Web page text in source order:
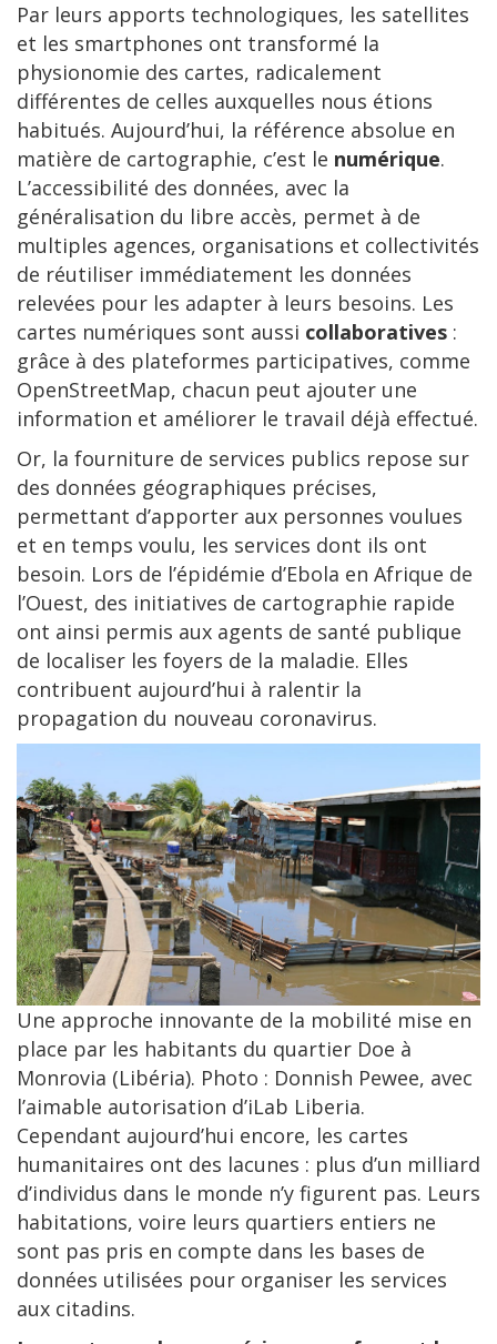
Par leurs apports technologiques, les satellites
et les smartphones ont transformé la
physionomie des cartes, radicalement
différentes de celles auxquelles nous étions
habitués. Aujourd’hui, la référence absolue en
matière de cartographie, c’est le numérique.
L’accessibilité des données, avec la
généralisation du libre accès, permet à de
multiples agences, organisations et collectivités
de réutiliser immédiatement les données
relevées pour les adapter à leurs besoins. Les
cartes numériques sont aussi collaboratives :
grâce à des plateformes participatives, comme
OpenStreetMap, chacun peut ajouter une
information et améliorer le travail déjà effectué.
Or, la fourniture de services publics repose sur
des données géographiques précises,
permettant d’apporter aux personnes voulues
et en temps voulu, les services dont ils ont
besoin. Lors de l’épidémie d’Ebola en Afrique de
l’Ouest, des initiatives de cartographie rapide
ont ainsi permis aux agents de santé publique
de localiser les foyers de la maladie. Elles
contribuent aujourd’hui à ralentir la
propagation du nouveau coronavirus.
Une approche innovante de la mobilité mise en
place par les habitants du quartier Doe à
Monrovia (Libéria). Photo : Donnish Pewee, avec
l’aimable autorisation d’iLab Liberia.
Cependant aujourd’hui encore, les cartes
humanitaires ont des lacunes : plus d’un milliard
d’individus dans le monde n’y figurent pas. Leurs
habitations, voire leurs quartiers entiers ne
sont pas pris en compte dans les bases de
données utilisées pour organiser les services
aux citadins.